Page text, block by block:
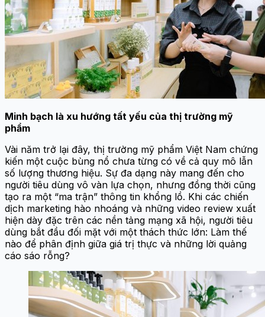
Minh bạch là xu hướng tất yếu của thị trường mỹ
phẩm
Vài năm trở lại đây, thị trường mỹ phẩm Việt Nam chứng
kiến một cuộc bùng nổ chưa từng có về cả quy mô lẫn
số lượng thương hiệu. Sự đa dạng này mang đến cho
người tiêu dùng vô vàn lựa chọn, nhưng đồng thời cũng
tạo ra một “ma trận” thông tin khổng lồ. Khi các chiến
dịch marketing hào nhoáng và những video review xuất
hiện dày đặc trên các nền tảng mạng xã hội, người tiêu
dùng bắt đầu đối mặt với một thách thức lớn: Làm thế
nào để phân định giữa giá trị thực và những lời quảng
cáo sáo rỗng?